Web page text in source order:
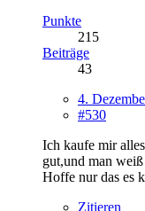
Punkte
215
Beiträge
43
4.
#530
Ich kaufe mir
gut,und man
Hoffe nur das es
Zitieren